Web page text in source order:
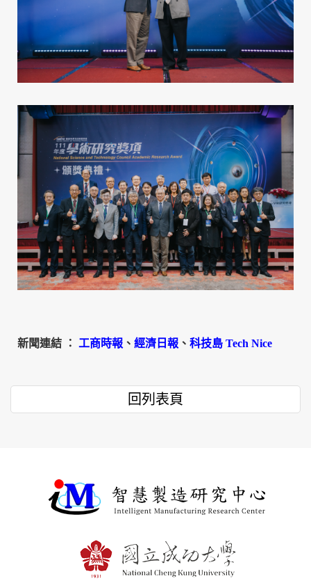
新聞連結 ： 工商時報 、 經濟日報 、 科技島 Tech Nice
回列表頁